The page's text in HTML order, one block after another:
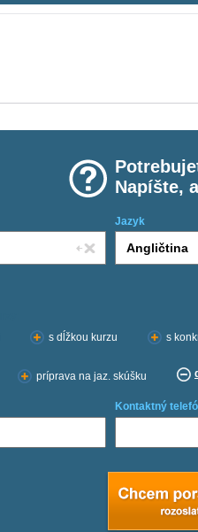
Napíšte,
Jazyk
s dĺžkou kurzu s
príprava na jaz. skúšku
Kontaktný